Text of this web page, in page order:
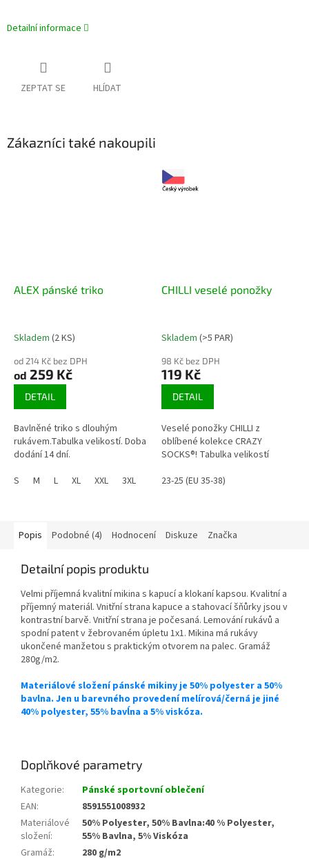
Detailní informace
ZEPTAT SE HLÍDAT
Zákazníci také nakoupili
ALEX pánské triko
Skladem (2 KS)
od 214 Kč bez DPH
od 259 Kč
DETAIL
Bavlněné triko s dlouhým
rukávem.Tabulka velikostí. Doba
dodání 14 dní.
S
M L XL XXL 3XL
CHILLI veselé ponožky
Skladem (>5 PAR)
98 Kč bez DPH
119 Kč
DETAIL
Veselé ponožky CHILLI z
oblíbené kolekce CRAZY
SOCKS®! Tabulka velikostí
23-25 (EU 35-38)
Popis Podobné (4) Hodnocení Diskuze Značka
Detailní popis produktu
Velmi příjemná kvalitní mikina s kapucí a klokaní kapsou. Kvalitní a
příjemný materiál. Vnitřní strana kapuce a stahovací šňůrky jsou v
kontrastní barvě. Vnitřní strana je počesaná. Lemování rukávů a
spodní patent v žebrovaném úpletu 1x1. Mikina má rukávy
ukončené manžetou s praktickým otvorem na palec. Gramáž
280g/m2.
Materiálové složení pánské mikiny je 50% polyester a 50%
bavlna. Jen u barevného provedení melírová/černá je jiné
40% polyester, 55% bavĺna a 5% viskóza.
Doplňkové parametry
Kategorie:
Pánské sportovní oblečení
EAN:
8591551008932
Materiálové
složení:
50% Polyester, 50% Bavlna:40 % Polyester,
55% Bavlna, 5% Viskóza
Gramáž:
280 g/m2